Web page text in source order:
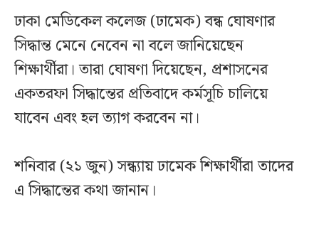
ঢাকা মেডিকেল কলেজ (ঢামেক) বন্ধ ঘোষণার
সিদ্ধান্ত মেনে নেবেন না বলে জানিয়েছেন
শিক্ষার্থীরা। তারা ঘোষণা দিয়েছেন, প্রশাসনের
একতরফা সিদ্ধান্তের প্রতিবাদে কর্মসূচি চালিয়ে
যাবেন এবং হল ত্যাগ করবেন না।
শনিবার (২১ জুন) সন্ধ্যায় ঢামেক শিক্ষার্থীরা তাদের
এ সিদ্ধান্তের কথা জানান।